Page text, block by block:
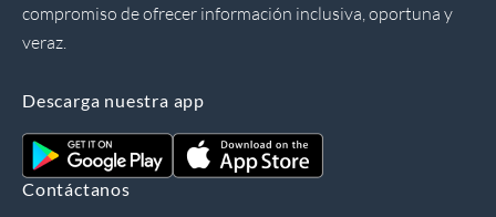
compromiso de ofrecer información inclusiva, oportuna y
veraz.
Descarga nuestra app
Contáctanos